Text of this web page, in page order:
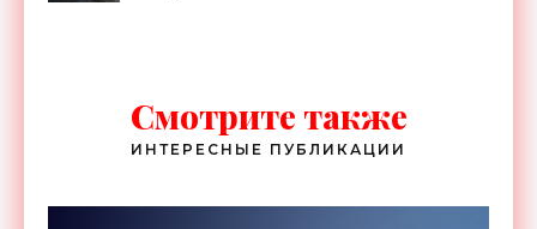
Смотрите также
ИНТЕРЕСНЫЕ ПУБЛИКАЦИИ